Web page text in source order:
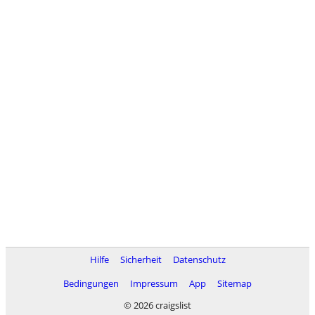
Hilfe Sicherheit
Datenschutz
Bedingungen
Impressum App
Sitemap
© 2026 craigslist